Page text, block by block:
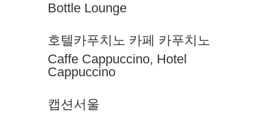
Bottle Lounge
호텔카푸치노 카페 카푸치노
Caffe Cappuccino, Hotel
Cappuccino
캡션서울